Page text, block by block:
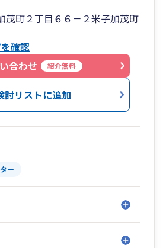
活用した「経営戦略会議」を
様とより良い方向に進むべく
す！
アドバイザー在籍
茂町２丁目６６－２米子加茂町
確認
合わせ
紹介無料
討リストに追加
ー